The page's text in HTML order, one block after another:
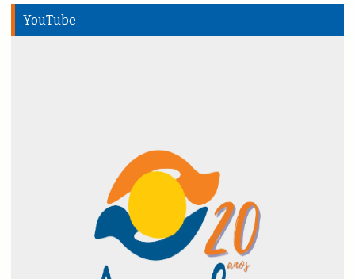
YouTube